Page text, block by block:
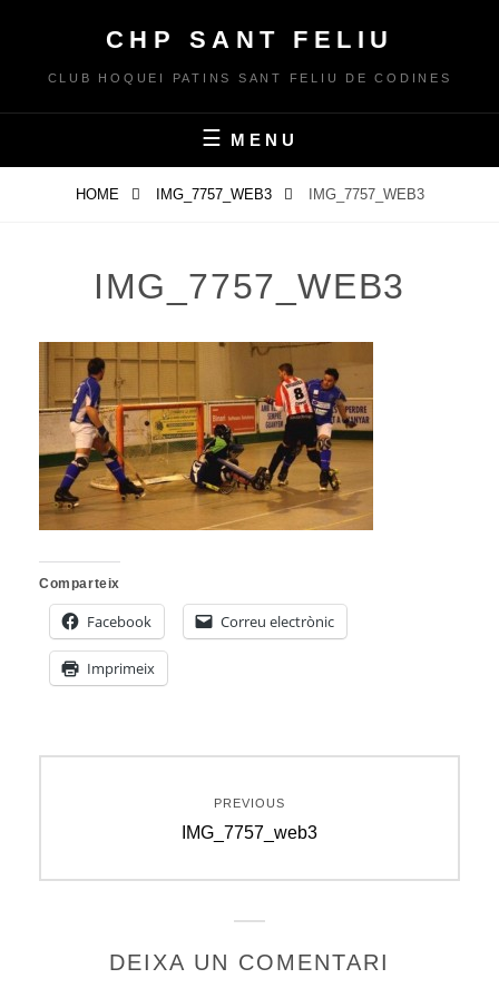
content
CHP SANT FELIU
CLUB HOQUEI PATINS SANT FELIU DE CODINES
MENU
HOME IMG_7757_WEB3 IMG_7757_WEB3
IMG_7757_WEB3
Comparteix
Facebook Correu electrònic
Imprimeix
d'entrades
PREVIOUS
Previous
IMG_7757_web3
DEIXA UN COMENTARI